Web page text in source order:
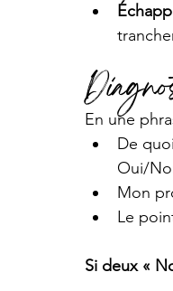
En une
De
Oui/
Mon
Le
Si deux «